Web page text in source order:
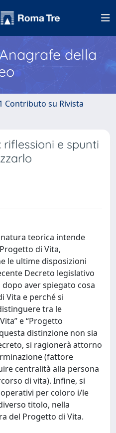
della
Contributo su Rivista
e spunti
teorica intende
di Vita,
le ultime disposizioni
Decreto legislativo
aver spiegato cosa
Vita e perché si
tra le
e “Progetto
distinzione non sia
si ragionerà attorno
(fattore
centralità alla persona
di vita). Infine, si
per coloro i/le
titolo, nella
del Progetto di Vita.